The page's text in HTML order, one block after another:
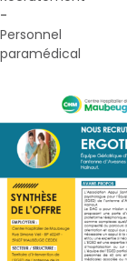
-
Personnel
paramédical